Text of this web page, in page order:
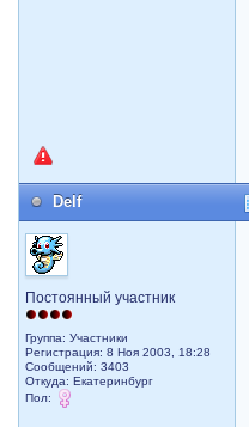
Delf
Постоянный участник
Группа: Участники
Регистрация: 8 Ноя 2003, 18:28
Сообщений: 3403
Откуда: Екатеринбург
Пол: